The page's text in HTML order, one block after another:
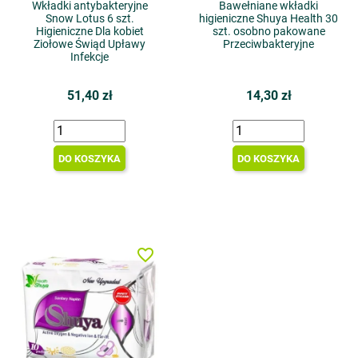
Wkładki antybakteryjne
Snow Lotus 6 szt.
Higieniczne Dla kobiet
Ziołowe Świąd Upławy
Infekcje
51,40 zł
DO KOSZYKA
Bawełniane wkładki
higieniczne Shuya Health 30
szt. osobno pakowane
Przeciwbakteryjne
14,30 zł
DO KOSZYKA
favorite_border